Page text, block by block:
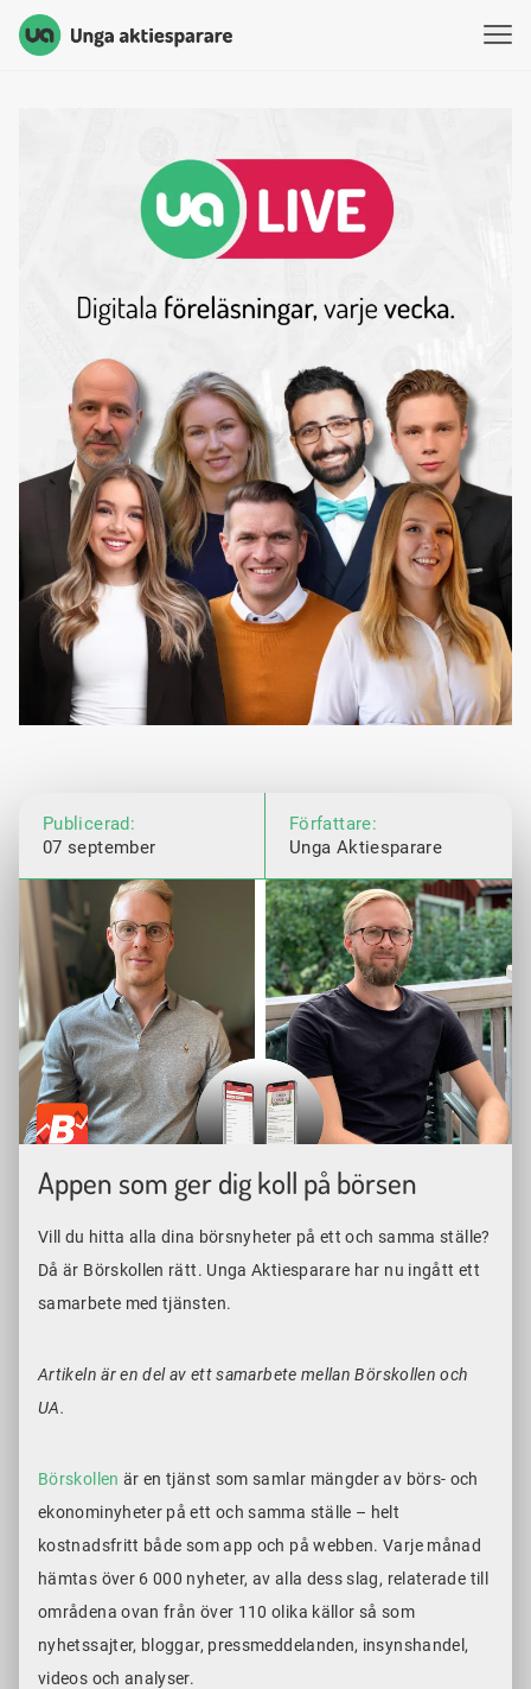
Unga Aktiesparare
Publicerad:
07 september
Författare:
Unga Aktiesparare
Appen som ger dig koll på börsen
Vill du hitta alla dina börsnyheter på ett och samma ställe?
Då är Börskollen rätt. Unga Aktiesparare har nu ingått ett
samarbete med tjänsten.
Artikeln är en del av ett samarbete mellan Börskollen och
UA.
Börskollen är en tjänst som samlar mängder av börs- och
ekonominyheter på ett och samma ställe – helt
kostnadsfritt både som app och på webben. Varje månad
hämtas över 6 000 nyheter, av alla dess slag, relaterade till
områdena ovan från över 110 olika källor så som
nyhetssajter, bloggar, pressmeddelanden, insynshandel,
videos och analyser.